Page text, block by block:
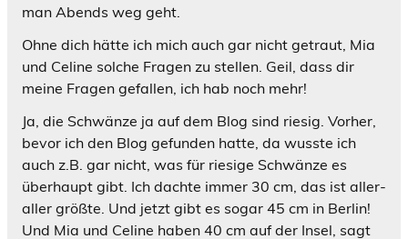
man Abends weg geht.
Ohne dich hätte ich mich auch gar nicht getraut, Mia
und Celine solche Fragen zu stellen. Geil, dass dir
meine Fragen gefallen, ich hab noch mehr!
Ja, die Schwänze ja auf dem Blog sind riesig. Vorher,
bevor ich den Blog gefunden hatte, da wusste ich
auch z.B. gar nicht, was für riesige Schwänze es
überhaupt gibt. Ich dachte immer 30 cm, das ist aller-
aller größte. Und jetzt gibt es sogar 45 cm in Berlin!
Und Mia und Celine haben 40 cm auf der Insel, sagt